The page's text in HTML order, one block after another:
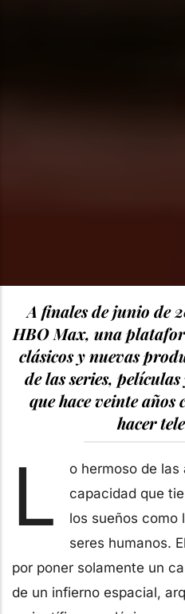
A finales de junio de
HBO Max, una
clásicos y nuevas
de las series,
que hace veinte
hacer
L
o hermoso de las
capacidad que
los sueños como
seres humanos.
por poner solamente un
de un infierno espacial,